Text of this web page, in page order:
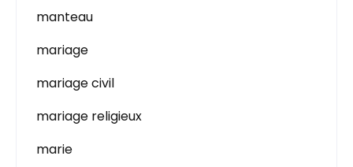
manteau
mariage
mariage civil
mariage religieux
marie